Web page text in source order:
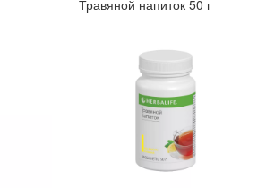
Травяной напиток 50 г